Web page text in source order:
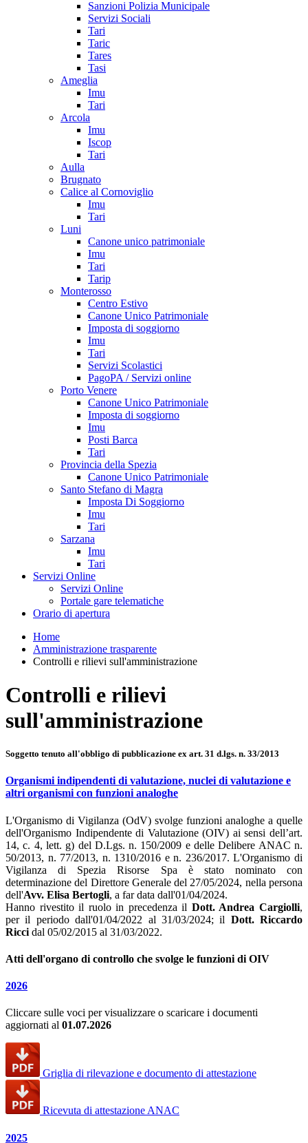
Sanzioni Polizia Municipale
Servizi Sociali
Tari
Taric
Tares
Tasi
Ameglia
Imu
Tari
Arcola
Imu
Iscop
Tari
Aulla
Brugnato
Calice al Cornoviglio
Imu
Tari
Luni
Canone unico patrimoniale
Imu
Tari
Tarip
Monterosso
Centro Estivo
Canone Unico Patrimoniale
Imposta di soggiorno
Imu
Tari
Servizi Scolastici
PagoPA / Servizi online
Porto Venere
Canone Unico Patrimoniale
Imposta di soggiorno
Imu
Posti Barca
Tari
Provincia della Spezia
Canone Unico Patrimoniale
Santo Stefano di Magra
Imposta Di Soggiorno
Imu
Tari
Sarzana
Imu
Tari
Servizi Online
Servizi Online
Portale gare telematiche
Orario di apertura
Home
Amministrazione trasparente
Controlli e rilievi sull'amministrazione
Controlli e rilievi
sull'amministrazione
Soggetto tenuto all'obbligo di pubblicazione ex art. 31 d.lgs. n. 33/2013
Organismi indipendenti di valutazione, nuclei di valutazione e
altri organismi con funzioni analoghe
L'Organismo di Vigilanza (OdV) svolge funzioni analoghe a quelle
dell'Organismo Indipendente di Valutazione (OIV) ai sensi dell’art.
14, c. 4, lett. g) del D.Lgs. n. 150/2009 e delle Delibere ANAC n.
50/2013, n. 77/2013, n. 1310/2016 e n. 236/2017. L'Organismo di
Vigilanza di Spezia Risorse Spa è stato nominato con
determinazione del Direttore Generale del 27/05/2024, nella persona
dell'Avv. Elisa Bertogli, a far data dall'01/04/2024.
Hanno rivestito il ruolo in precedenza il Dott. Andrea Cargiolli,
per il periodo dall'01/04/2022 al 31/03/2024; il Dott. Riccardo
Ricci dal 05/02/2015 al 31/03/2022.
Atti dell'organo di controllo che svolge le funzioni di OIV
2026
Cliccare sulle voci per visualizzare o scaricare i documenti
aggiornati al 01.07.2026
Griglia di rilevazione e documento di attestazione
Ricevuta di attestazione ANAC
2025